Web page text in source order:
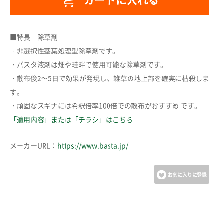
カートへ進む
■特長 除草剤
・非選択性茎葉処理型除草剤です。
・バスタ液剤は畑や畦畔で使用可能な除草剤です。
・散布後2～5日で効果が発現し、雑草の地上部を確実に枯殺しま
す。
・頑固なスギナには希釈倍率100倍での散布がおすすめ です。
「適用内容」または「チラシ」はこちら
メーカーURL： https://www.basta.jp/
お気に入りに登録